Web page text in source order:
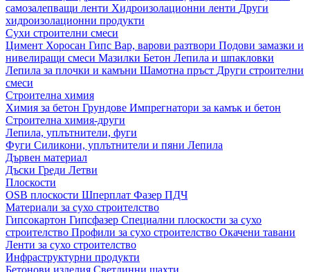
самозалепващи ленти Хидроизолационни ленти Други
хидроизолационни продукти
Сухи строителни смеси
Цимент Хоросан Гипс Вар, варови разтвори Подови замазки и
нивелиращи смеси Мазилки Бетон Лепила и шпакловки
Лепила за плочки и камъни Шамотна пръст Други строителни
смеси
Строителна химия
Химия за бетон Грундове Импрегнатори за камък и бетон
Строителна химия-други
Лепила, уплътнители, фуги
Фуги Силикони, уплътнители и пяни Лепила
Дървен материал
Дъски Греди Летви
Плоскости
OSB плоскости Шперплат Фазер ПДЧ
Материали за сухо строителство
Гипсокартон Гипсфазер Специални плоскости за сухо
строителство Профили за сухо строителство Окачени тавани
Ленти за сухо строителство
Инфраструктурни продукти